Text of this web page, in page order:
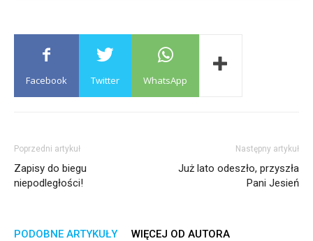
Facebook Twitter WhatsApp
Poprzedni artykuł
Zapisy do biegu
niepodległości!
Następny artykuł
Już lato odeszło, przyszła
Pani Jesień
PODOBNE ARTYKUŁY WIĘCEJ OD AUTORA